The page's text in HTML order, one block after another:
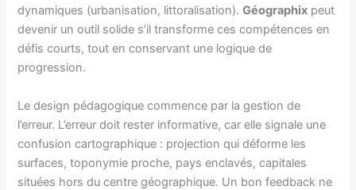
dynamiques (urbanisation, littoralisation).Géographix peut
devenir un outil solide s’il transforme ces compétences en
défis courts, tout en conservant une logique de
progression.
Le design pédagogique commence par la gestion de
l’erreur. L’erreur doit rester informative, car elle signale une
confusion cartographique : projection qui déforme les
surfaces, toponymie proche, pays enclavés, capitales
situées hors du centre géographique. Un bon feedback ne